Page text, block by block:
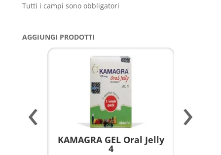
Tutti i campi sono obbligatori
AGGIUNGI PRODOTTI
KAMAGRA GEL Oral Jelly
4
‹ ›